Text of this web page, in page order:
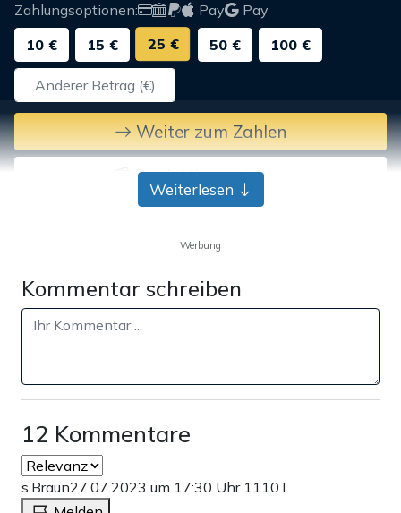
Zahlungsoptionen: Pay
Pay
10 €
15 € 25 € 50 € 100 €
Weiter zum Zahlen
Bank-Überweisung
Weiterlesen
Werbung
Kommentar schreiben
12 Kommentare
s.Braun27.07.2023 um 17:30 Uhr 1110T